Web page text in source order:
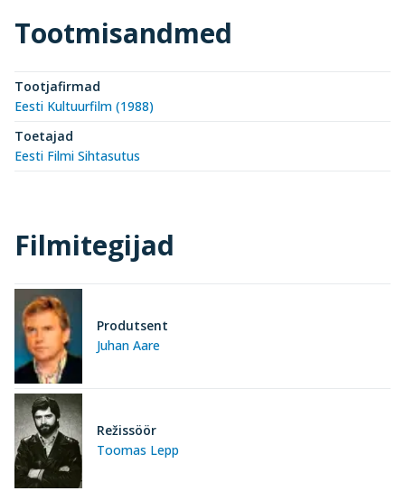
Tootmisandmed
Tootjafirmad
Eesti Kultuurfilm (1988)
Toetajad
Eesti Filmi Sihtasutus
Filmitegijad
Juhan Aare
Produtsent
Toomas Lepp
Režissöör